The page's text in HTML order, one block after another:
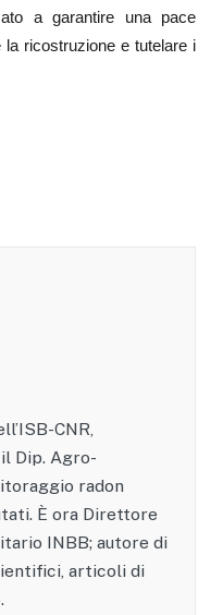
a garantire una pace
ricostruzione e tutelare i
CNR,
Dip. Agro-
radon
È ora Direttore
INBB; autore di
articoli di